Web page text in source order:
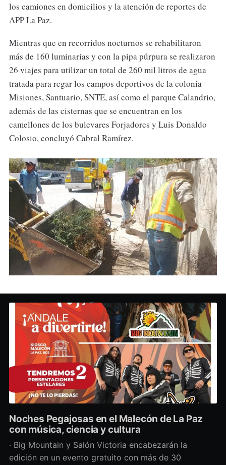
los camiones en domicilios y la atención de reportes de
APP La Paz.
Mientras que en recorridos nocturnos se rehabilitaron
más de 160 luminarias y con la pipa púrpura se realizaron
26 viajes para utilizar un total de 260 mil litros de agua
tratada para regar los campos deportivos de la colonia
Misiones, Santuario, SNTE, así como el parque Calandrio,
además de las cisternas que se encuentran en los
camellones de los bulevares Forjadores y Luis Donaldo
Colosio, concluyó Cabral Ramírez.
Noches Pegajosas en el Malecón de La Paz
con música, ciencia y cultura
· Big Mountain y Salón Victoria encabezarán la
edición en un evento gratuito con más de 30